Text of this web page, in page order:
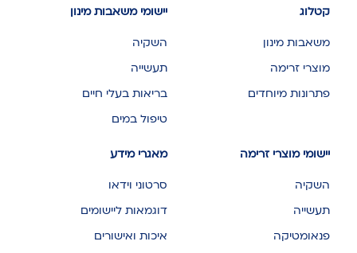
קטלוג
משאבות מינון
מוצרי זרימה
פתרונות מיוחדים
יישומי משאבות מינון
השקיה
תעשייה
בריאות בעלי חיים
טיפול במים
יישומי מוצרי זרימה
השקיה
תעשייה
פנאומטיקה
מאגרי מידע
סרטוני וידאו
דוגמאות ליישומים
איכות ואישורים